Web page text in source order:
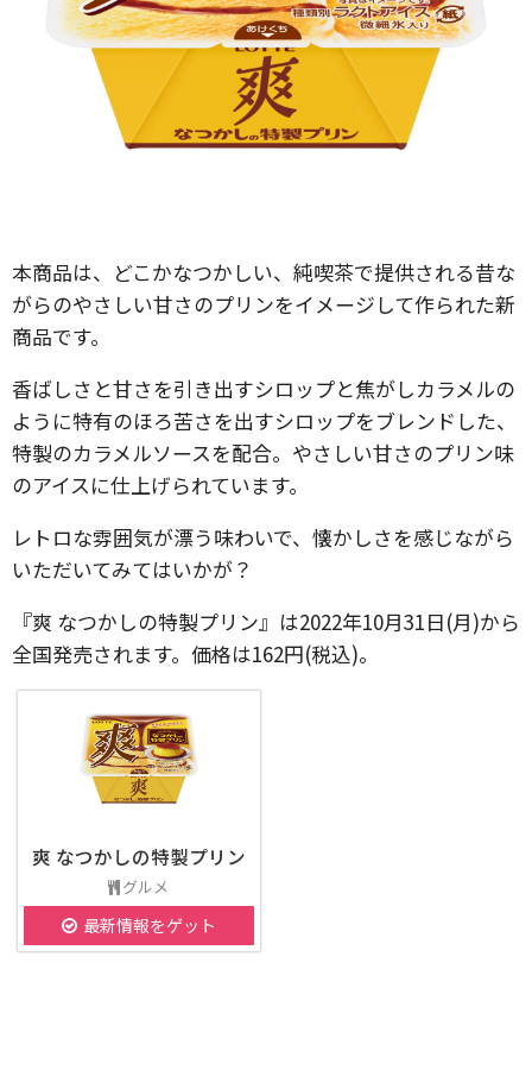
本商品は、どこかなつかしい、純喫茶で提供される昔な
がらのやさしい甘さのプリンをイメージして作られた新
商品です。
香ばしさと甘さを引き出すシロップと焦がしカラメルの
ように特有のほろ苦さを出すシロップをブレンドした、
特製のカラメルソースを配合。やさしい甘さのプリン味
のアイスに仕上げられています。
レトロな雰囲気が漂う味わいで、懐かしさを感じながら
いただいてみてはいかが？
『爽 なつかしの特製プリン』は2022年10月31日(月)から
全国発売されます。価格は162円(税込)。
爽 なつかしの特製プリン
グルメ
最新情報をゲット